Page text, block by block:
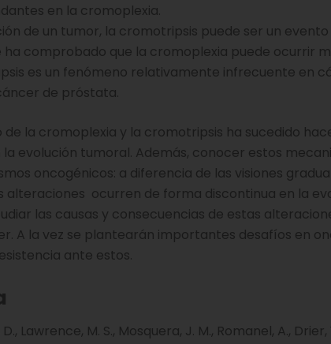
en la cromoplexia.
de un tumor, la cromotripsis puede ser un
ha comprobado que la cromoplexia puede ocurrir
es un fenómeno relativamente infrecuente en
de próstata.
de la cromoplexia y la cromotripsis ha sucedido
evolución tumoral. Además, conocer estos
oncogénicos: a diferencia de las visiones
alteraciones ocurren de forma discontinua en la
las causas y consecuencias de estas
A la vez se plantearán importantes desafíos en
ante estos.
D., Lawrence, M. S., Mosquera, J. M., Romanel, A.,